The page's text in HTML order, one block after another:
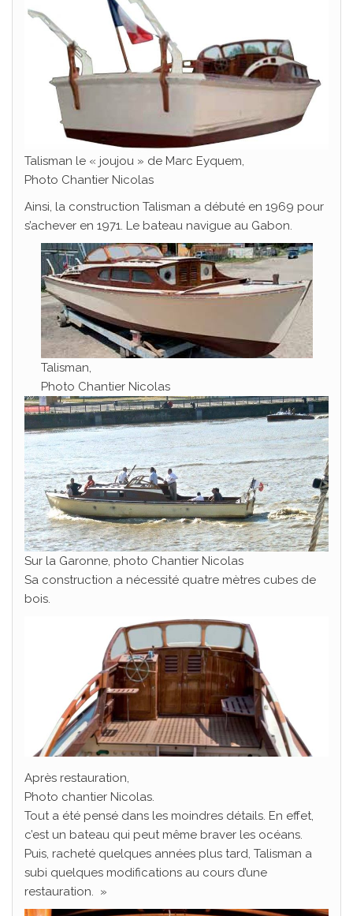
Talisman le « joujou » de Marc Eyquem,
Photo Chantier Nicolas
Ainsi, la construction Talisman a débuté en 1969 pour
s’achever en 1971. Le bateau navigue au Gabon.
Talisman,
Photo Chantier Nicolas
Sur la Garonne, photo Chantier Nicolas
Sa construction a nécessité quatre mètres cubes de
bois.
Après restauration,
Photo chantier Nicolas.
Tout a été pensé dans les moindres détails. En effet,
c’est un bateau qui peut même braver les océans.
Puis, racheté quelques années plus tard, Talisman a
subi quelques modifications au cours d’une
restauration. »